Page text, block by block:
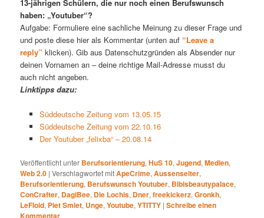
13-jährigen Schülern, die nur noch einen Berufswunsch
haben: „Youtuber“?
Aufgabe: Formuliere eine sachliche Meinung zu dieser Frage und
und poste diese hier als Kommentar (unten auf “Leave a
reply” klicken). Gib aus Datenschutzgründen als Absender nur
deinen Vornamen an – deine richtige Mail-Adresse musst du
auch nicht angeben.
Linktipps dazu:
Süddeutsche Zeitung vom 13.05.15
Süddeutsche Zeitung vom 22.10.16
Der Youtuber „felixba“ – 20.08.14
Veröffentlicht unter Berufsorientierung,HuS 10,Jugend,Medien,
Web 2.0 |Verschlagwortet mitApeCrime,Aussenseiter,
Berufsorientierung, Berufswunsch Youtuber, Bibisbeautypalace,
ConCrafter, DagiBee, Die Lochis, Dner,freekickerz,Gronkh,
LeFloid, Piet Smiet, Unge,Youtube,YTITTY |Schreibe einen
Kommentar